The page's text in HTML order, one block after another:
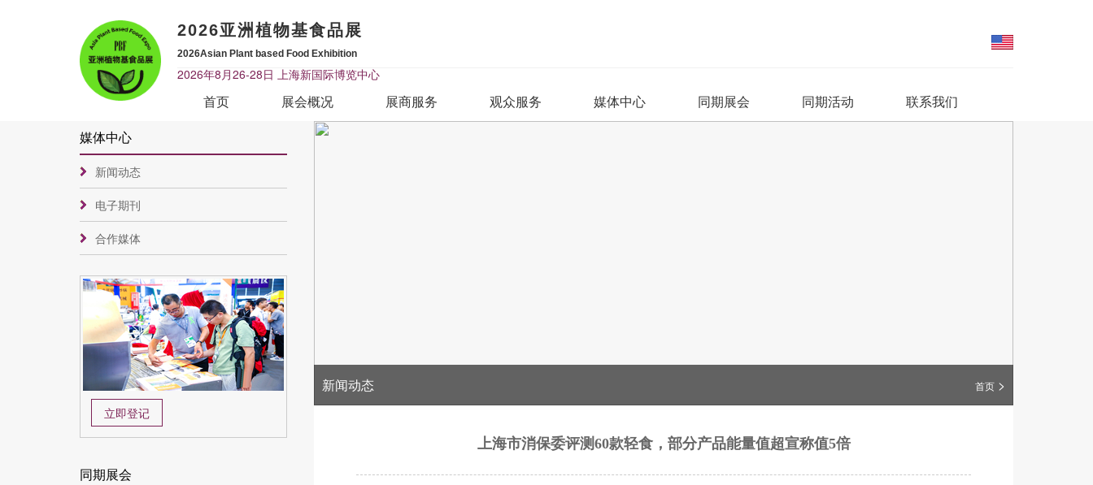
2026亚洲植物基食品展
2026Asian Plant based Food Exhibition
2026年8月26-28日 上海新国际博览中心
首页 展会概况 展商服务 观众服务 媒体中心 同期展会 同期活动 联系我们
首页 >
新闻动态
上海市消保委评测60款轻食，部分产品能量值超宣称值5倍
媒体中心
新闻动态
电子期刊
合作媒体
立即登记
同期展会